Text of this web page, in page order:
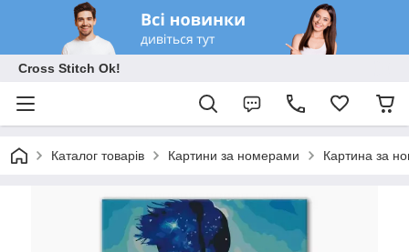
Cross Stitch Ok!
Каталог товарів Картини за номерами Картина за